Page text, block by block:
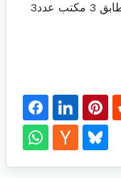
66 شارع جان جوراس الطابق 3 مكتب عدد3